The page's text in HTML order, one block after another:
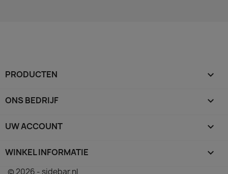
PRODUCTEN 
ONS BEDRIJF 
UW ACCOUNT 
WINKEL INFORMATIE keyboard_arrow_down